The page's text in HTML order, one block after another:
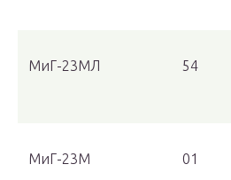
МиГ-23МЛ 54
МиГ-23М 01